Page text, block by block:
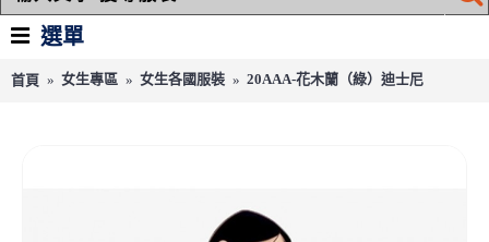
選單
首頁 女生專區 女生各國服裝 20AAA-花木蘭（綠）迪士尼